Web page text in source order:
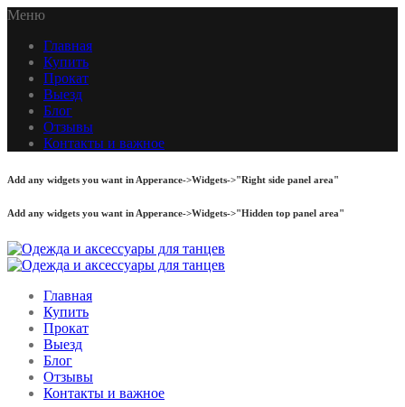
Меню
Главная
Купить
Прокат
Выезд
Блог
Отзывы
Контакты и важное
Add any widgets you want in Apperance->Widgets->"Right side panel area"
Add any widgets you want in Apperance->Widgets->"Hidden top panel area"
Главная
Купить
Прокат
Выезд
Блог
Отзывы
Контакты и важное